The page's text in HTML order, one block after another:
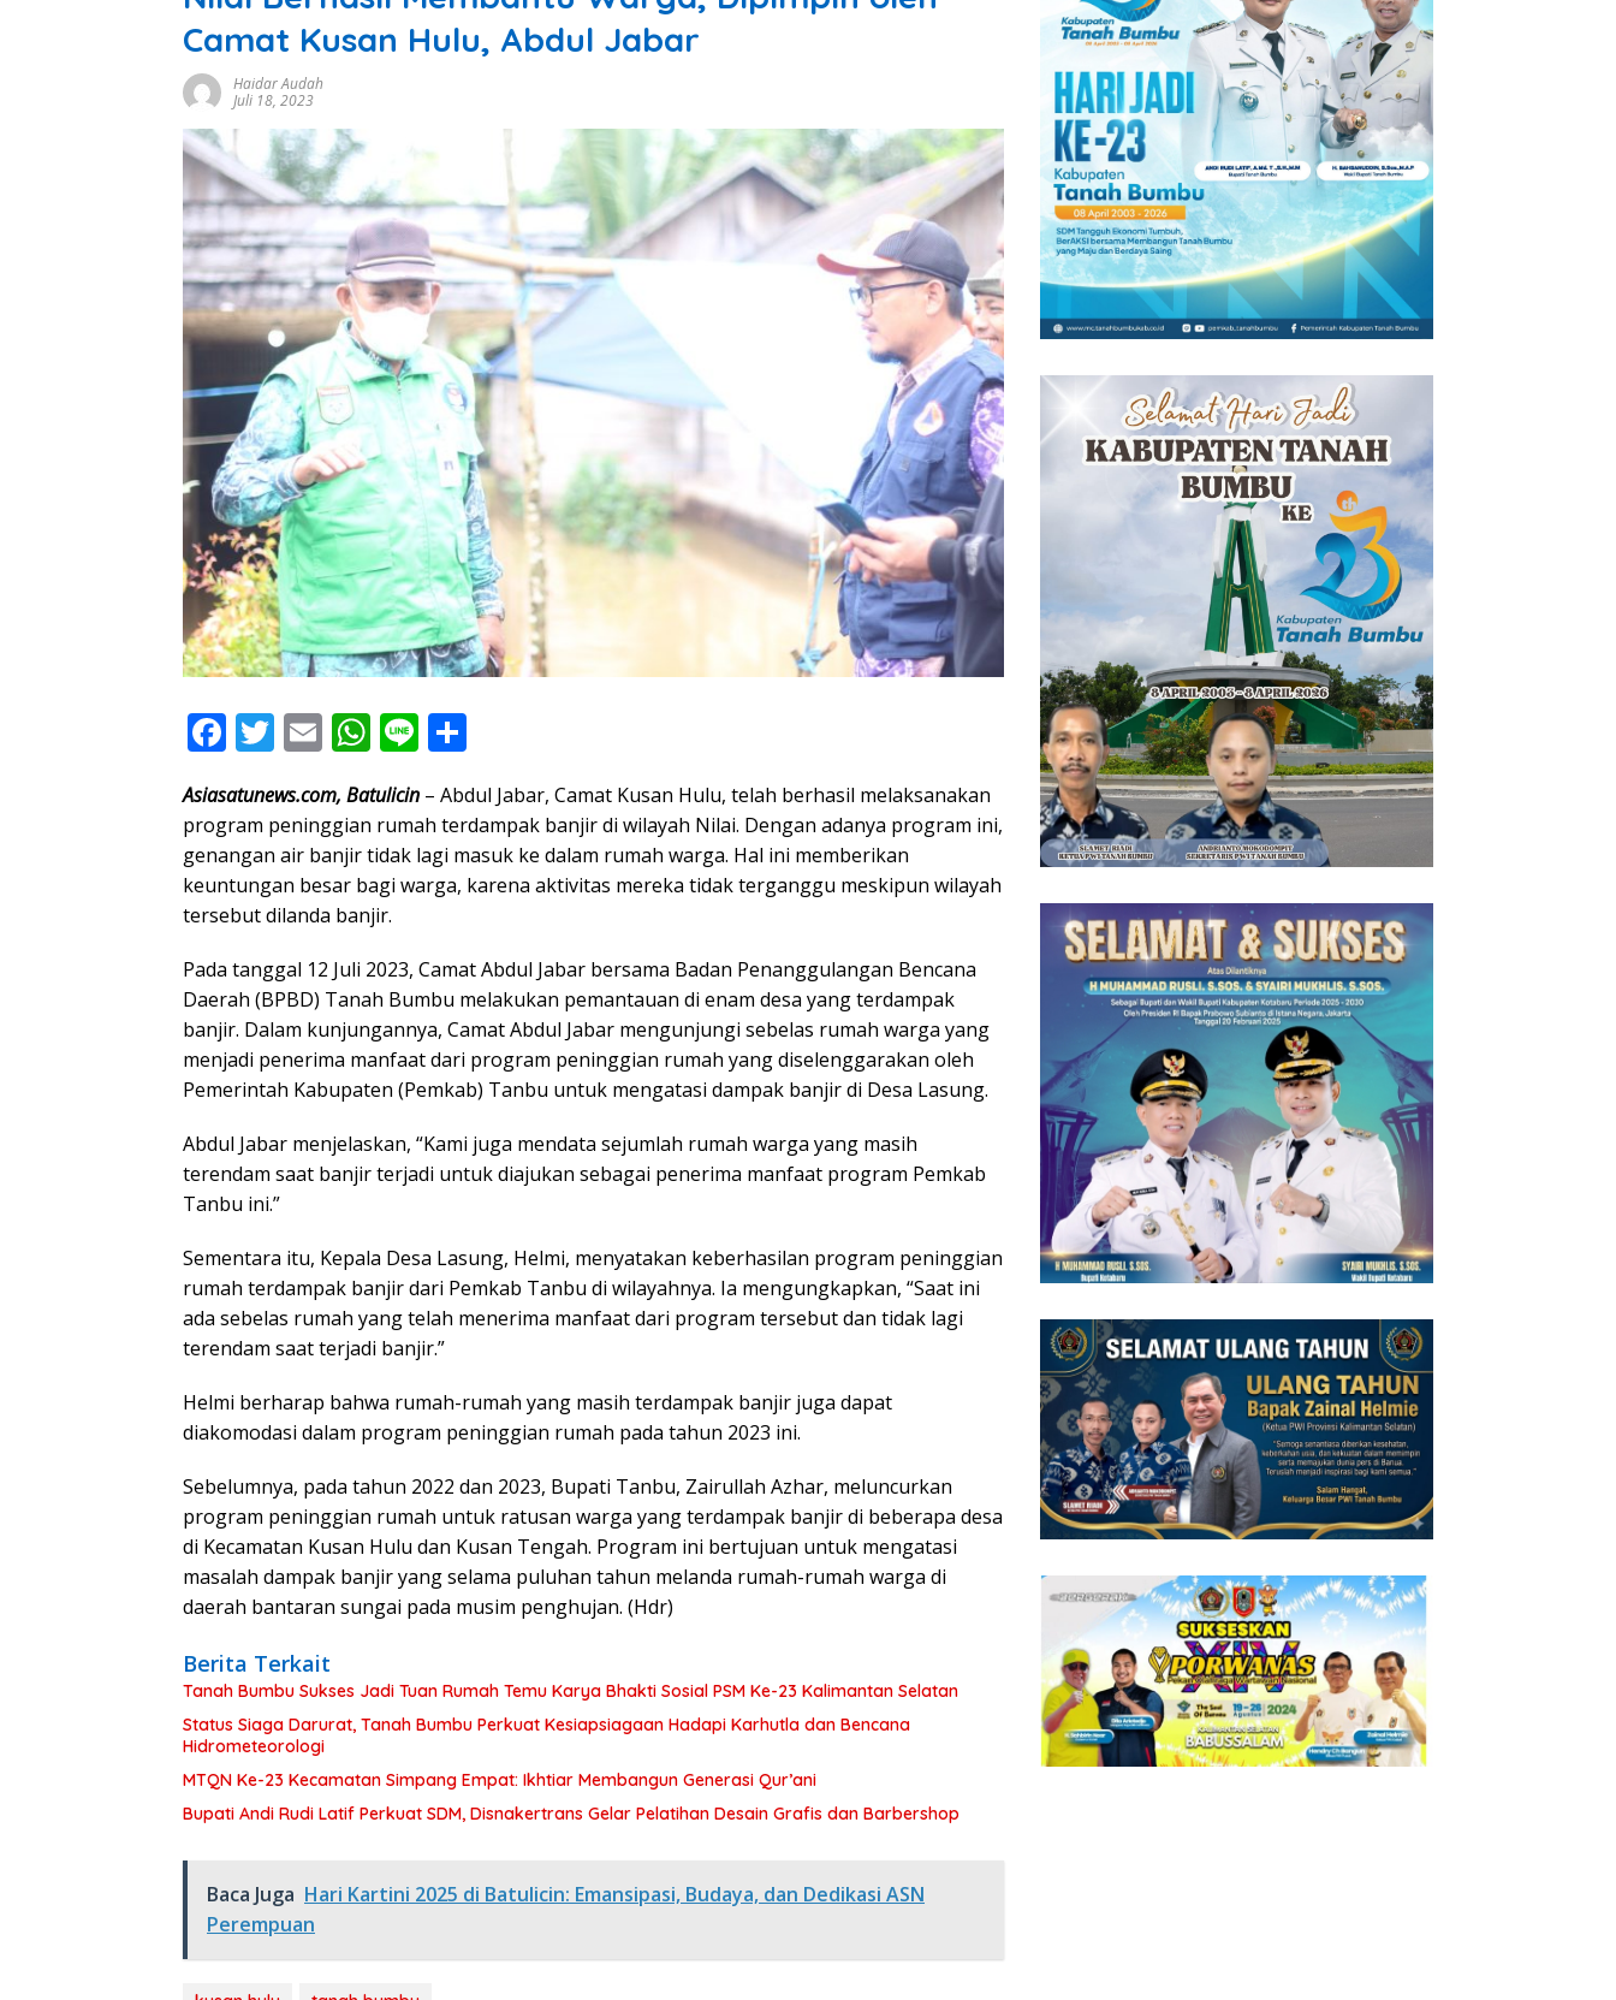
Camat Kusan Hulu, Abdul Jabar
Haidar Audah
Juli 18, 2023
F
ac
e
b
o
o
k
T
w
itt
er
E
m
ai
l
W
h
at
s
A
p
p
Li
n
e ar
e
Asiasatunews.com, Batulicin – Abdul Jabar, Camat Kusan Hulu, telah berhasil melaksanakan
program peninggian rumah terdampak banjir di wilayah Nilai. Dengan adanya program ini,
genangan air banjir tidak lagi masuk ke dalam rumah warga. Hal ini memberikan
keuntungan besar bagi warga, karena aktivitas mereka tidak terganggu meskipun wilayah
tersebut dilanda banjir.
Pada tanggal 12 Juli 2023, Camat Abdul Jabar bersama Badan Penanggulangan Bencana
Daerah (BPBD) Tanah Bumbu melakukan pemantauan di enam desa yang terdampak
banjir. Dalam kunjungannya, Camat Abdul Jabar mengunjungi sebelas rumah warga yang
menjadi penerima manfaat dari program peninggian rumah yang diselenggarakan oleh
Pemerintah Kabupaten (Pemkab) Tanbu untuk mengatasi dampak banjir di Desa Lasung.
Abdul Jabar menjelaskan, “Kami juga mendata sejumlah rumah warga yang masih
terendam saat banjir terjadi untuk diajukan sebagai penerima manfaat program Pemkab
Tanbu ini.”
Sementara itu, Kepala Desa Lasung, Helmi, menyatakan keberhasilan program peninggian
rumah terdampak banjir dari Pemkab Tanbu di wilayahnya. Ia mengungkapkan, “Saat ini
ada sebelas rumah yang telah menerima manfaat dari program tersebut dan tidak lagi
terendam saat terjadi banjir.”
Helmi berharap bahwa rumah-rumah yang masih terdampak banjir juga dapat
diakomodasi dalam program peninggian rumah pada tahun 2023 ini.
Sebelumnya, pada tahun 2022 dan 2023, Bupati Tanbu, Zairullah Azhar, meluncurkan
program peninggian rumah untuk ratusan warga yang terdampak banjir di beberapa desa
di Kecamatan Kusan Hulu dan Kusan Tengah. Program ini bertujuan untuk mengatasi
masalah dampak banjir yang selama puluhan tahun melanda rumah-rumah warga di
daerah bantaran sungai pada musim penghujan. (Hdr)
Berita Terkait
Tanah Bumbu Sukses Jadi Tuan Rumah Temu Karya Bhakti Sosial PSM Ke-23 Kalimantan Selatan
Status Siaga Darurat, Tanah Bumbu Perkuat Kesiapsiagaan Hadapi Karhutla dan Bencana
Hidrometeorologi
MTQN Ke-23 Kecamatan Simpang Empat: Ikhtiar Membangun Generasi Qur’ani
Bupati Andi Rudi Latif Perkuat SDM, Disnakertrans Gelar Pelatihan Desain Grafis dan Barbershop
Baca Juga Hari Kartini 2025 di Batulicin: Emansipasi, Budaya, dan Dedikasi ASN
Perempuan